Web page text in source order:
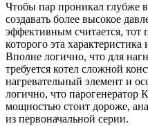
Чтобы пар проникал глубже
создавать более высокое
эффективным считается, тот
которого эта
Вполне логично, что для
требуется котел сложной
нагревательный элемент и
логично, что парогенератор
мощностью стоит дороже,
из первоначальной серии.